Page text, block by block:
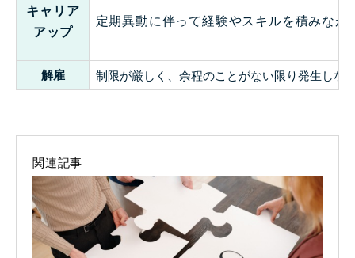
キャリア
アップ
定期異動に伴って経験やスキルを積みな
解雇 制限が厳しく、余程のことがない限り発生しな
関連記事